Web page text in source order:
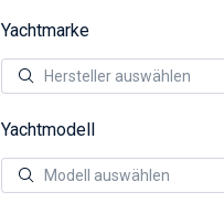
Yachtmarke
Yachtmodell